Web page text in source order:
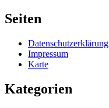
Seiten
Datenschutzerklärung
Impressum
Karte
Kategorien